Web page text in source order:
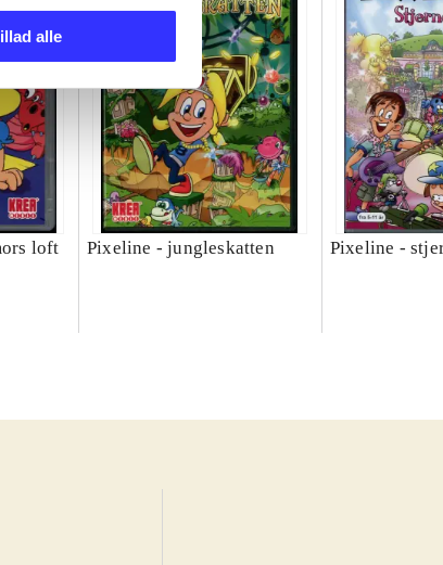
alle
loft Pixeline - jungleskatten Pixeline -